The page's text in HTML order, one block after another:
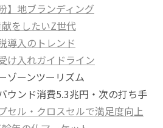
】地ブランディング
献をしたいZ世代
導入のトレンド
け入れガイドライン
ゾーンツーリズム
ウンド消費5.3兆円・次の打ち手
セル・クロスセルで満足度向上